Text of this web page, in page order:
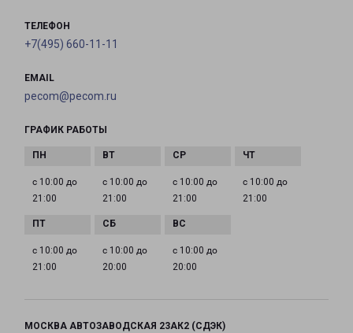
ТЕЛЕФОН
+7(495) 660-11-11
EMAIL
pecom@pecom.ru
ГРАФИК РАБОТЫ
с 10:00 до
21:00
с 10:00 до
21:00
с 10:00 до
21:00
с 10:00 до
21:00
с 10:00 до
21:00
с 10:00 до
20:00
с 10:00 до
20:00
МОСКВА АВТОЗАВОДСКАЯ 23АК2 (СДЭК)